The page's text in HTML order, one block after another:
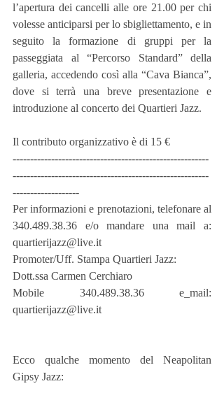
l’apertura dei cancelli alle ore 21.00 per chi
volesse anticiparsi per lo sbigliettamento, e in
seguito la formazione di gruppi per la
passeggiata al “Percorso Standard” della
galleria, accedendo così alla “Cava Bianca”,
dove si terrà una breve presentazione e
introduzione al concerto dei Quartieri Jazz.
Il contributo organizzativo è di 15 €
--------------------------------------------------------
--------------------------------------------------------
-------------------
Per informazioni e prenotazioni, telefonare al
340.489.38.36 e/o mandare una mail a:
quartierijazz@live.it
Promoter/Uff. Stampa Quartieri Jazz:
Dott.ssa Carmen Cerchiaro
Mobile 340.489.38.36 e_mail:
quartierijazz@live.it
Ecco qualche momento del Neapolitan
Gipsy Jazz: